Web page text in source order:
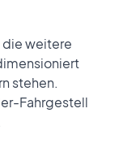
weitere
stehen.
Fahrgestell